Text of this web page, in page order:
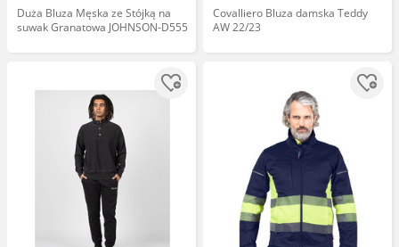
Duża Bluza Męska ze Stójką na
suwak Granatowa JOHNSON-D555
Covalliero Bluza damska Teddy
AW 22/23